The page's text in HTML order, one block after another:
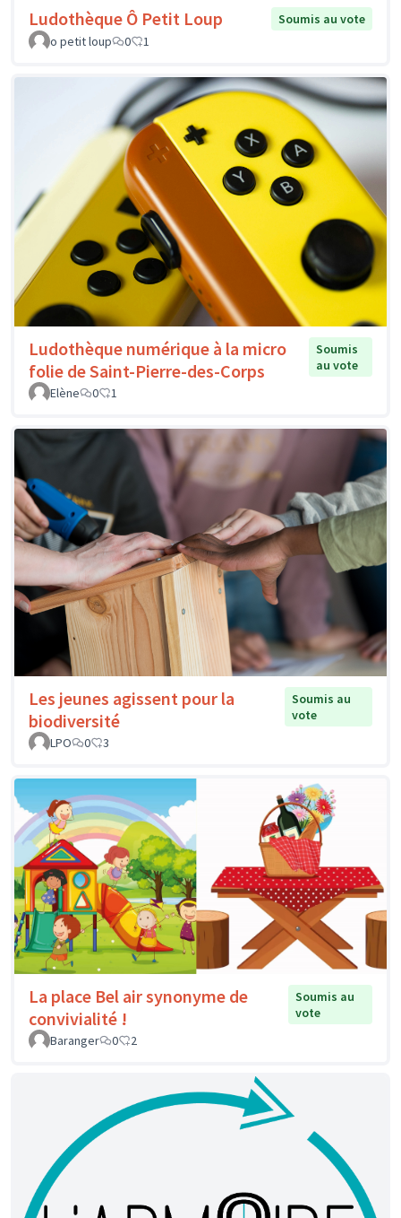
Ludothèque Ô Petit Loup
Soumis au vote
o petit loup
0 1
Ludothèque numérique à la micro
folie de Saint-Pierre-des-Corps
Soumis
au vote
Elène
0 1
Les jeunes agissent pour la
biodiversité
Soumis au
vote
LPO
0 3
La place Bel air synonyme de
convivialité !
Soumis au
vote
Baranger
0 2